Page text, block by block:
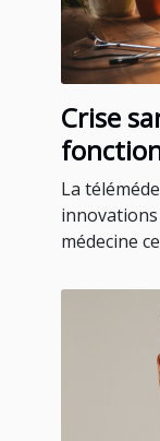
Crise
pour
à
La
innovations
médecine